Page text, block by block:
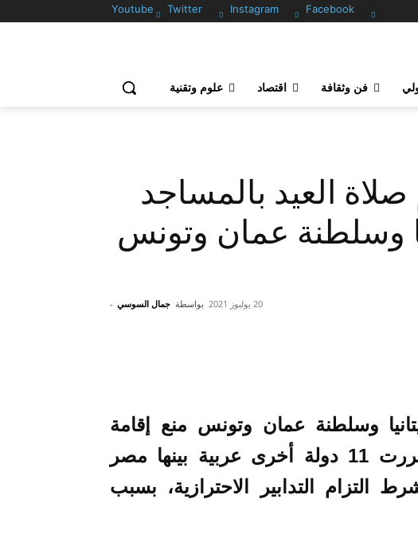
Facebook
Instagram
Twitter
Youtube
فن وثقافة اقتصاد علوم وتقنية
صلاة العيد بالمساجد
وسلطنة عمان وتونس
بواسطة جمال السوسي - 20 يوليوز 2021
وسلطنة عمان وتونس منع إقامة
صلاة عيد الأضحى، في حين قررت 11 دولة أخرى عربية بينها مصر
التزام التدابير الاحترازية، بسبب